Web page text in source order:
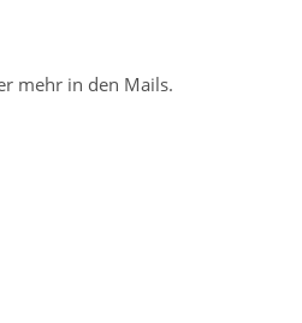
mehr in den Mails.